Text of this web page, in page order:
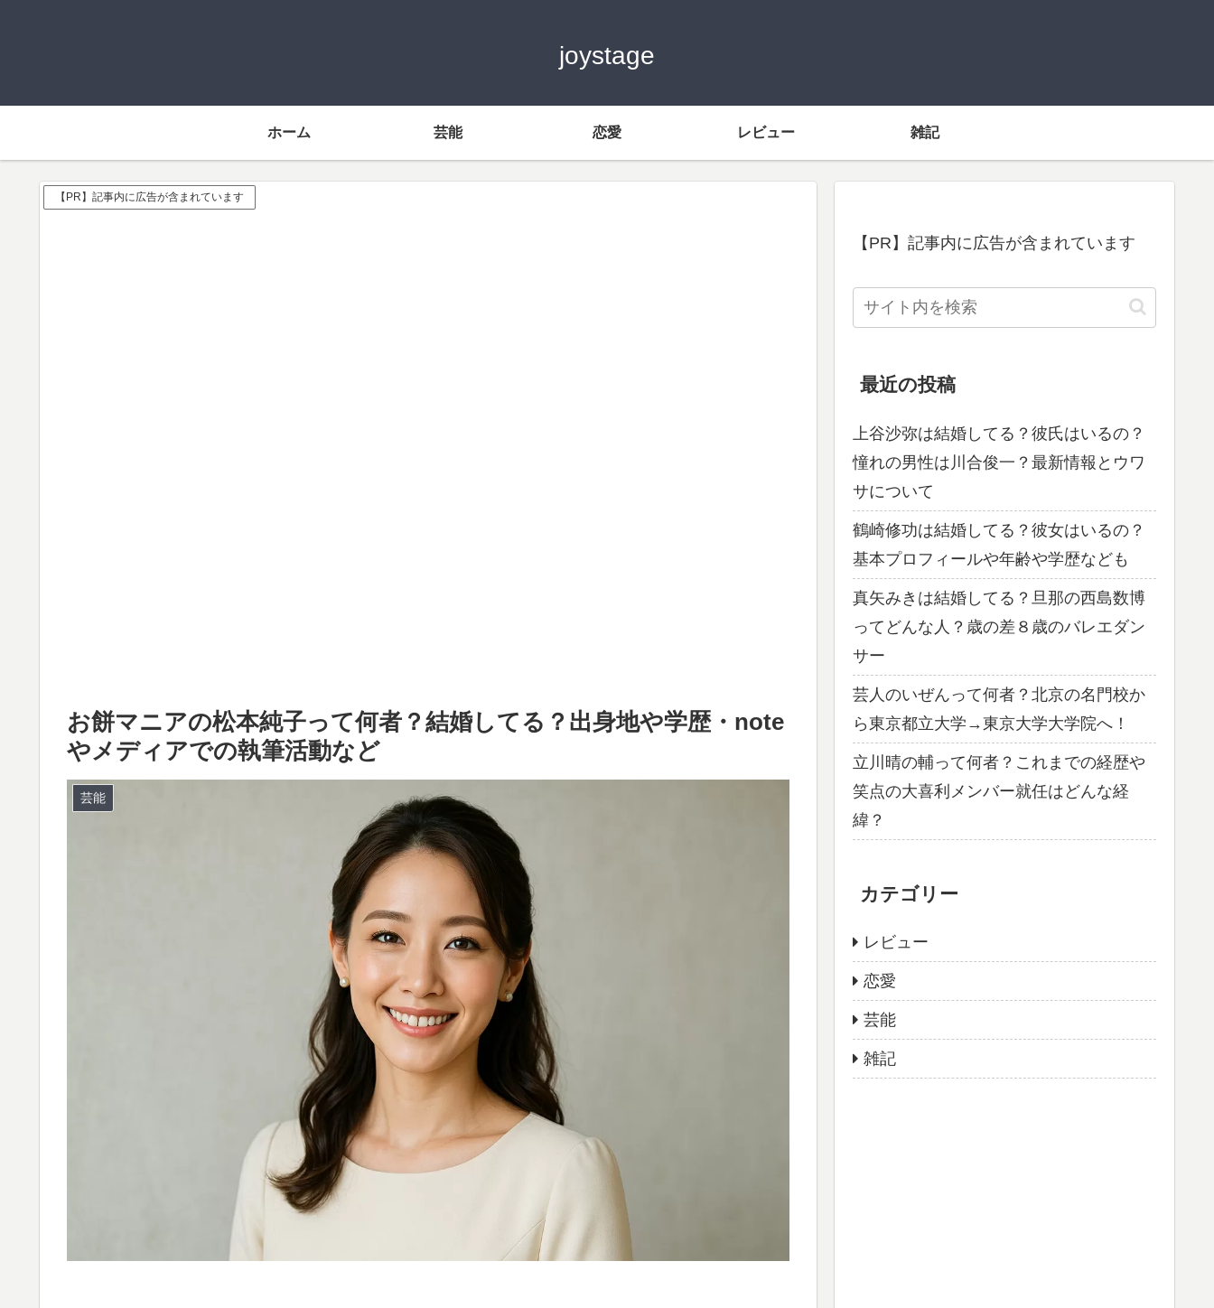
joystage
ホーム 芸能 恋愛 レビュー 雑記
【PR】記事内に広告が含まれています
お餅マニアの松本純子って何者？結婚してる？出身地や学歴・note
やメディアでの執筆活動など
芸能
【PR】記事内に広告が含まれています
最近の投稿
上谷沙弥は結婚してる？彼氏はいるの？
憧れの男性は川合俊一？最新情報とウワ
サについて
鶴崎修功は結婚してる？彼女はいるの？
基本プロフィールや年齢や学歴なども
真矢みきは結婚してる？旦那の西島数博
ってどんな人？歳の差８歳のバレエダン
サー
芸人のいぜんって何者？北京の名門校か
ら東京都立大学→東京大学大学院へ！
立川晴の輔って何者？これまでの経歴や
笑点の大喜利メンバー就任はどんな経
緯？
カテゴリー
レビュー
恋愛
芸能
雑記